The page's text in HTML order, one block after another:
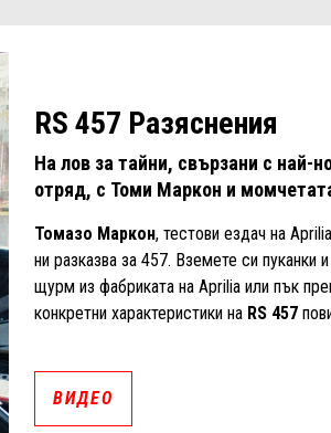
RS 457 Разяснения
На лов за тайни, свързани с най-
отряд, с Томи Маркон и
Томазо Маркон, тестови ездач на
ни разказва за 457. Вземете си
щурм из фабриката на Aprilia или пък
конкретни характеристики на RS 457
ВИДЕО